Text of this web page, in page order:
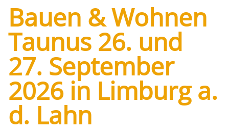
Bauen & Wohnen
Taunus 26. und
27. September
2026 in Limburg a.
d. Lahn